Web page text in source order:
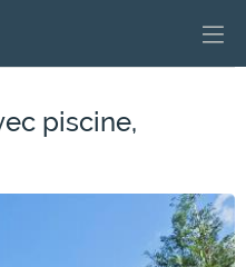
piscine,